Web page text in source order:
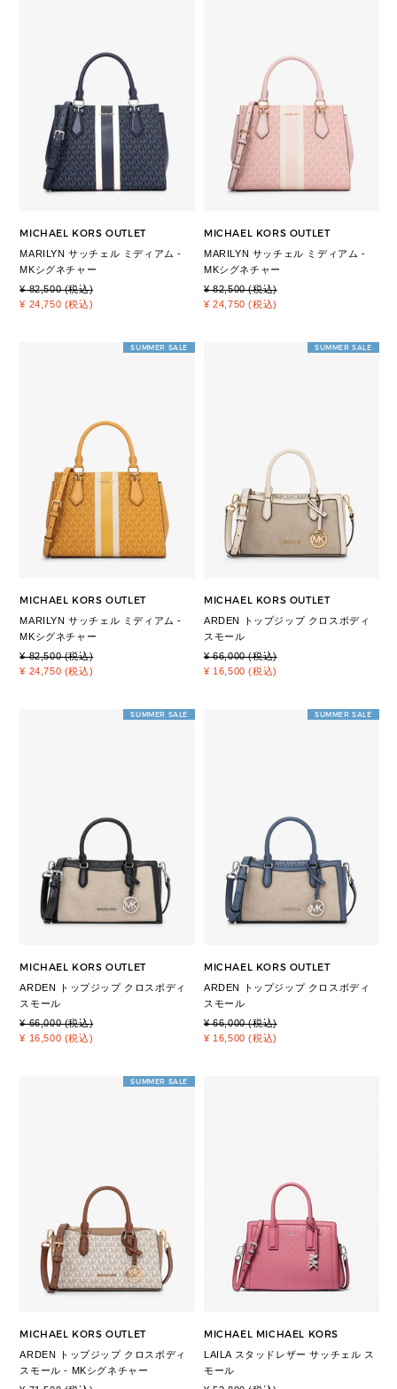
MICHAEL KORS OUTLET
MARILYN サッチェル ミディアム -
MKシグネチャー
¥ 82,500 (税込)
¥ 24,750 (税込)
MICHAEL KORS OUTLET
MARILYN サッチェル ミディアム -
MKシグネチャー
¥ 82,500 (税込)
¥ 24,750 (税込)
SUMMER SALE
MICHAEL KORS OUTLET
MARILYN サッチェル ミディアム -
MKシグネチャー
¥ 82,500 (税込)
¥ 24,750 (税込)
SUMMER SALE
MICHAEL KORS OUTLET
ARDEN トップジップ クロスボディ
スモール
¥ 66,000 (税込)
¥ 16,500 (税込)
SUMMER SALE
MICHAEL KORS OUTLET
ARDEN トップジップ クロスボディ
スモール
¥ 66,000 (税込)
¥ 16,500 (税込)
SUMMER SALE
MICHAEL KORS OUTLET
ARDEN トップジップ クロスボディ
スモール
¥ 66,000 (税込)
¥ 16,500 (税込)
SUMMER SALE
MICHAEL KORS OUTLET
ARDEN トップジップ クロスボディ
スモール - MKシグネチャー
MICHAEL MICHAEL KORS
LAILA スタッドレザー サッチェル ス
モール